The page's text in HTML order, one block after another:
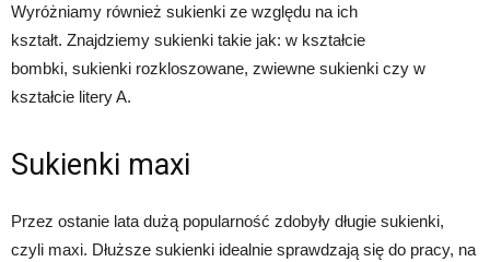
Wyróżniamy również sukienki ze względu na ich
kształt. Znajdziemy sukienki takie jak: w kształcie
bombki, sukienki rozkloszowane, zwiewne sukienki czy w
kształcie litery A.
Sukienki maxi
Przez ostanie lata dużą popularność zdobyły długie sukienki,
czyli maxi. Dłuższe sukienki idealnie sprawdzają się do pracy, na